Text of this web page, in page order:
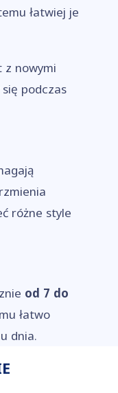
łatwiej je
z nowymi
podczas
różne style
od 7 do
łatwo
dnia.